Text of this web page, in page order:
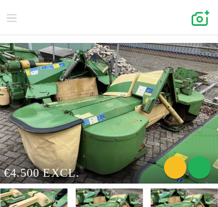
€4.500 EXCL.